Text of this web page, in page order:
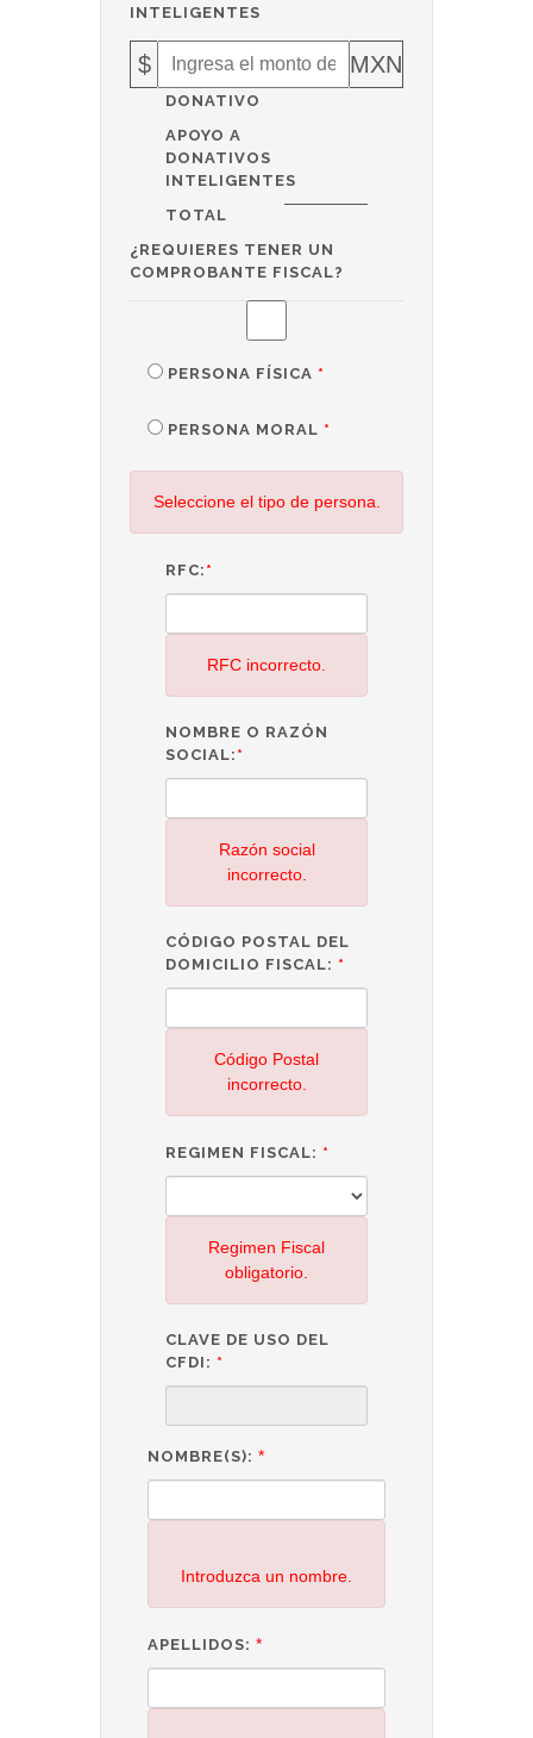
INTELIGENTES
$ MXN
DONATIVO
APOYO A
DONATIVOS
INTELIGENTES
TOTAL
¿REQUIERES TENER UN
COMPROBANTE FISCAL?
PERSONA FÍSICA *
PERSONA MORAL *
Seleccione el tipo de persona.
RFC: *
RFC incorrecto.
NOMBRE O RAZÓN
SOCIAL: *
Razón social
incorrecto.
CÓDIGO POSTAL DEL
DOMICILIO FISCAL: *
Código Postal
incorrecto.
REGIMEN FISCAL: *
Regimen Fiscal
obligatorio.
CLAVE DE USO DEL
CFDI: *
NOMBRE(S): *
Introduzca un nombre.
APELLIDOS: *